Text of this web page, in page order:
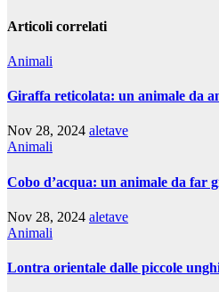
Articoli correlati
Animali
Giraffa reticolata: un animale da
Nov 28, 2024 aletave
Animali
Cobo d’acqua: un animale da far
Nov 28, 2024 aletave
Animali
Lontra orientale dalle piccole